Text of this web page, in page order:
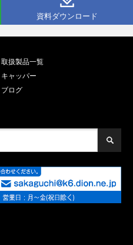
資料ダウンロード
取扱製品一覧
キャッパー
ブログ